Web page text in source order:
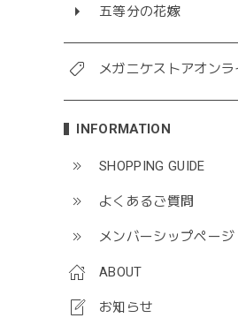
五等分の花嫁
メガニケストアオンラ
INFORMATION
SHOPPING GUIDE
よくあるご質問
メンバーシップページ
ABOUT
お知らせ